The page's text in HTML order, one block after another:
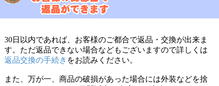
30日以内であれば、お客様のご都合で返品・交換が出来ま
す。ただ返品できない場合などもございますので詳しくは
返品交換の手続き をお読みください。
また、万が一、商品の破損があった場合には外装などを捨